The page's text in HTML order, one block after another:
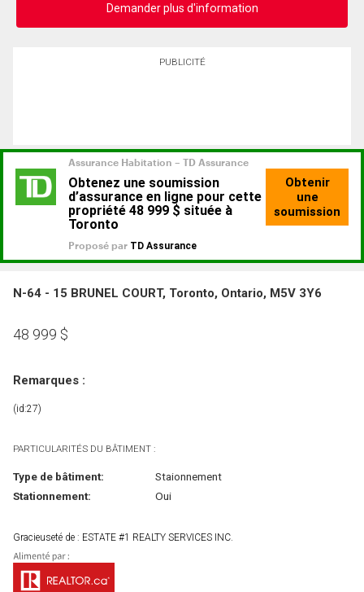
Demander plus d'information
PUBLICITÉ
N-64 - 15 BRUNEL COURT, Toronto, Ontario, M5V 3Y6
48 999 $
Remarques :
(id:27)
PARTICULARITÉS DU BÂTIMENT :
Type de bâtiment:
Staionnement
Stationnement:
Oui
Gracieuseté de : ESTATE #1 REALTY SERVICES INC.